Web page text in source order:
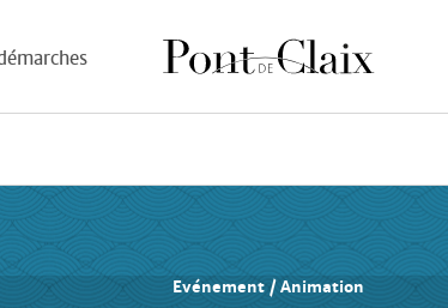
Evénement / Animation